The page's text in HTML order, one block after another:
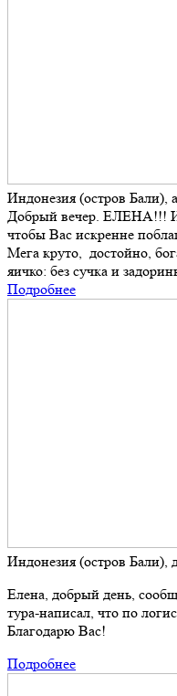
Индонезия (остров Бали),
Добрый вечер. ЕЛЕНА!!!
чтобы Вас искренне
Мега круто, достойно,
яичко: без сучка и
Подробнее
Индонезия (остров Бали),
Елена, добрый день,
тура-написал, что по
Благодарю Вас!
Подробнее